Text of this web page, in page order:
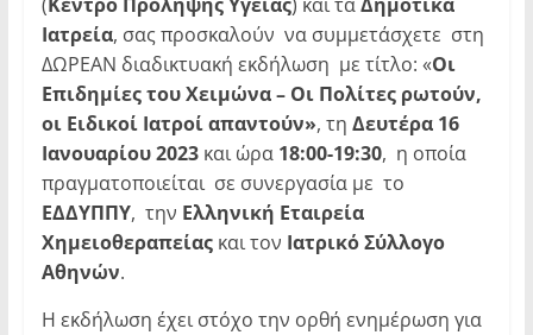
Ιατρεία, σας προσκαλούν να συμμετάσχετε στη
ΔΩΡΕΑΝ διαδικτυακή εκδήλωση με τίτλο: «Οι
Επιδημίες του Χειμώνα – Οι Πολίτες ρωτούν,
οι Ειδικοί Ιατροί απαντούν», τη Δευτέρα 16
Ιανουαρίου 2023και ώρα 18:00-19:30, η οποία
πραγματοποιείται σε συνεργασία με το
ΕΔΔΥΠΠΥ, την Ελληνική Εταιρεία
Χημειοθεραπείαςκαι τον Ιατρικό Σύλλογο
Αθηνών.
Η εκδήλωση έχει στόχο την ορθή ενημέρωση για